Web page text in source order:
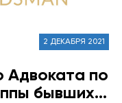
2 ДЕКАБРЯ 2021
Адвоката по
бывших и